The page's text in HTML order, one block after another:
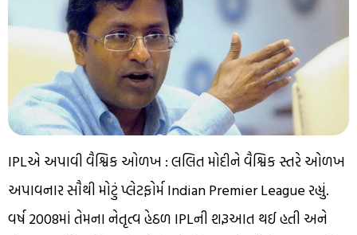
IPLએ અપાવી વૈશ્વિક ઓળખ : લલિત મોદીને વૈશ્વિક સ્તરે ઓળખ
અપાવનાર સૌથી મોટું પ્લેટફોર્મ Indian Premier League રહ્યું.
વર્ષ 2008માં તેમના નેતૃત્વ હેઠળ IPLની શરૂઆત થઈ હતી અને